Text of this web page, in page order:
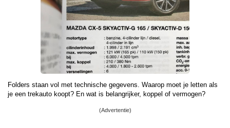
Folders staan vol met technische gegevens. Waarop moet je letten als
je een trekauto koopt? En wat is belangrijker, koppel of vermogen?
(Advertentie)